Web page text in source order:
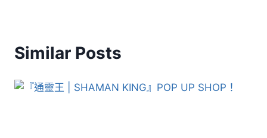
Similar Posts